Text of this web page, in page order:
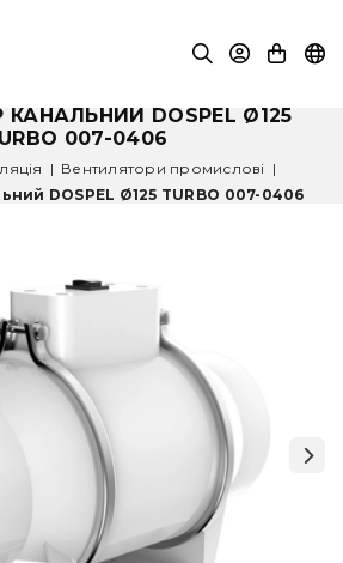
DOSPEL Ø125
007-0406
| Вентилятори промислові |
DOSPEL Ø125 TURBO 007-0406